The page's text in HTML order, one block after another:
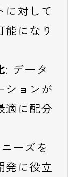
に対して
になり
: データ
ションが
適に配分
ーズを
発に役立